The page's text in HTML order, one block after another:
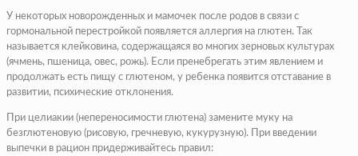
У некоторых новорожденных и мамочек после родов в связи с
гормональной перестройкой появляется аллергия на глютен. Так
называется клейковина, содержащаяся во многих зерновых культурах
(ячмень, пшеница, овес, рожь). Если пренебрегать этим явлением и
продолжать есть пищу с глютеном, у ребенка появится отставание в
развитии, психические отклонения.
При целиакии (непереносимости глютена) замените муку на
безглютеновую (рисовую, гречневую, кукурузную). При введении
выпечки в рацион придерживайтесь правил: